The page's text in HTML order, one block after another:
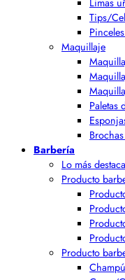
Tips/
Maquillaje
Paletas
Barbería
Lo más
Producto
Producto